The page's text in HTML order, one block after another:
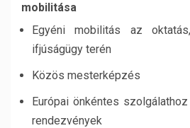
mobilitása
Egyéni mobilitás az
ifjúságügy terén
Közös mesterképzés
Európai önkéntes
rendezvények